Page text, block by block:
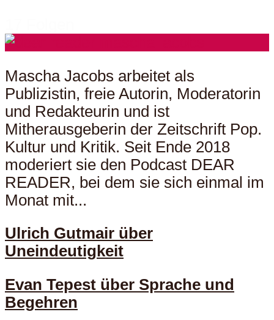
Mascha Jacobs arbeitet als
Publizistin, freie Autorin, Moderatorin
und Redakteurin und ist
Mitherausgeberin der Zeitschrift Pop.
Kultur und Kritik. Seit Ende 2018
moderiert sie den Podcast DEAR
READER, bei dem sie sich einmal im
Monat mit...
Ulrich Gutmair über
Uneindeutigkeit
Evan Tepest über Sprache und
Begehren